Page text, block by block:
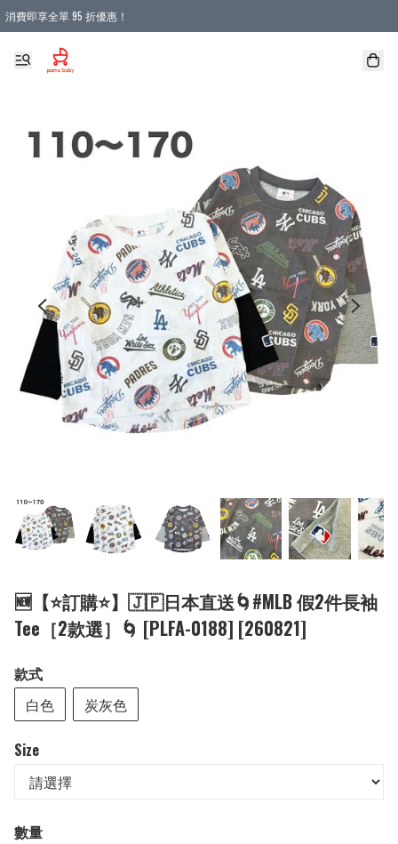
消費即享全單 95 折優惠！
購物滿 HKD 900.00即享免運費優惠！（適用於 本地送貨、本地取貨 )
🆕【⭐訂購⭐】🇯🇵日本直送🌀#MLB 假2件長袖
Tee［2款選］🌀 [PLFA-0188] [260821]
款式
白色
炭灰色
Size
數量